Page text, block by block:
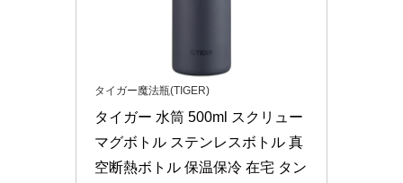
タイガー魔法瓶(TIGER)
タイガー 水筒 500ml スクリュー
マグボトル ステンレスボトル 真
空断熱ボトル 保温保冷 在宅 タン